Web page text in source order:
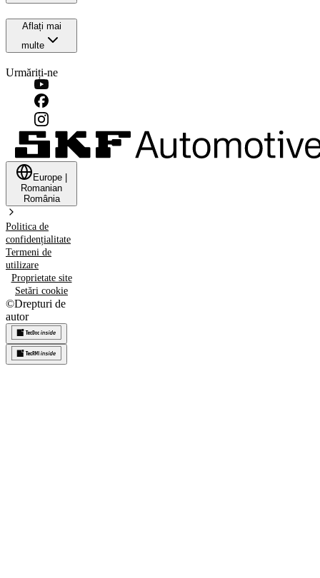
Aflați mai
multe
Urmăriți-ne
Europe
Romanian
România
Politica de
confidențialitate
Termeni de
utilizare
Proprietate site
Setări cookie
©Drepturi de
autor